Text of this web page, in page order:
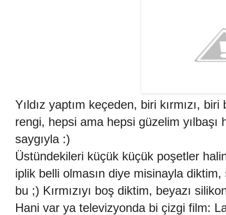
Yıldız yaptım keçeden, biri kırmızı,
rengi, hepsi ama hepsi güzelim yılbaşı
saygıyla :)
Üstündekileri küçük küçük poşetler
iplik belli olmasın diye misinayla
bu ;) Kırmızıyı boş diktim, beyazı
Hani var ya televizyonda bi çizgi film: